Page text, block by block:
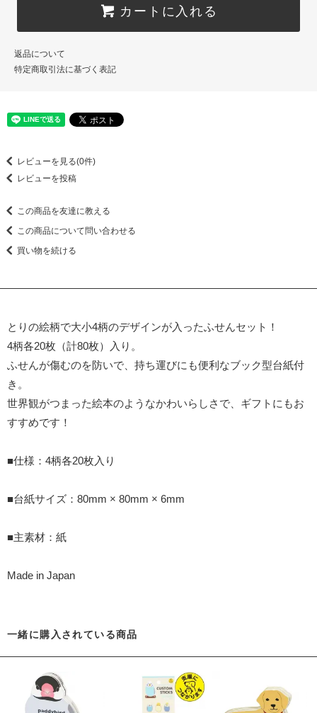
カートに入れる
返品について
特定商取引法に基づく表記
レビューを見る(0件)
レビューを投稿
この商品を友達に教える
この商品について問い合わせる
買い物を続ける
とりの絵柄で大小4柄のデザインが入ったふせんセット！
4柄各20枚（計80枚）入り。
ふせんが傷むのを防いで、持ち運びにも便利なブック型台紙付
き。
世界観がつまった絵本のようなかわいらしさで、ギフトにもお
すすめです！
■仕様：4柄各20枚入り
■台紙サイズ：80mm × 80mm × 6mm
■主素材：紙
Made in Japan
一緒に購入されている商品